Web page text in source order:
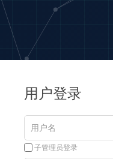
用户登录
子管理员登录